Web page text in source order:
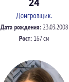
Доигровщик.
Дата рождения: 23.03.2008
Рост: 167 см